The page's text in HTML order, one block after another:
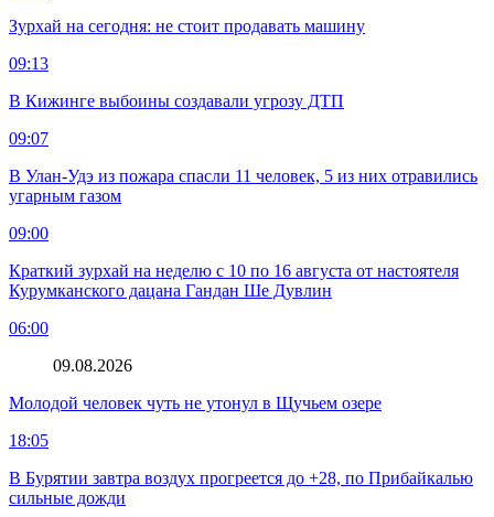
Зурхай на сегодня: не стоит продавать машину
09:13
В Кижинге выбоины создавали угрозу ДТП
09:07
В Улан-Удэ из пожара спасли 11 человек, 5 из них отравились
угарным газом
09:00
Краткий зурхай на неделю с 10 по 16 августа от настоятеля
Курумканского дацана Гандан Ше Дувлин
06:00
09.08.2026
Молодой человек чуть не утонул в Щучьем озере
18:05
В Бурятии завтра воздух прогреется до +28, по Прибайкалью
сильные дожди